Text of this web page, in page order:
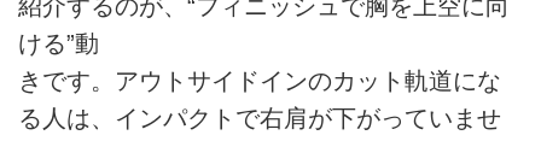
紹介するのが、“フィニッシュで胸を上空に向
ける”動
きです。アウトサイドインのカット軌道にな
る人は、インパクトで右肩が下がっていませ